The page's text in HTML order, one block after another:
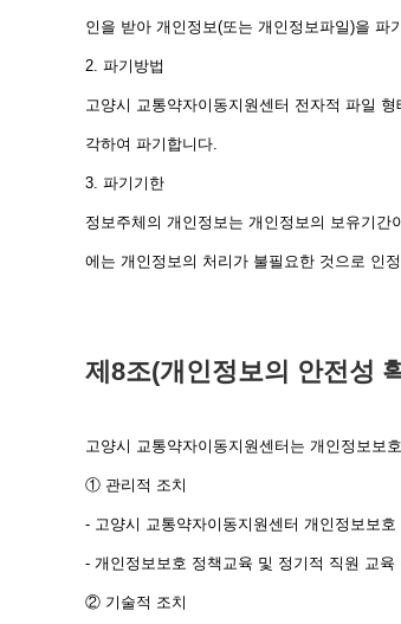
인을 받아 개인정보(또는 개인정보파일)을 파
2. 파기방법
고양시 교통약자이동지원센터 전자적 파일
각하여 파기합니다.
3. 파기기한
정보주체의 개인정보는 개인정보의 보유기
에는 개인정보의 처리가 불필요한 것으로 인
제8조(개인정보의 안전성
고양시 교통약자이동지원센터는 개인정보보
① 관리적 조치
- 고양시 교통약자이동지원센터 개인정보보호
- 개인정보보호 정책교육 및 정기적 직원 교육
② 기술적 조치